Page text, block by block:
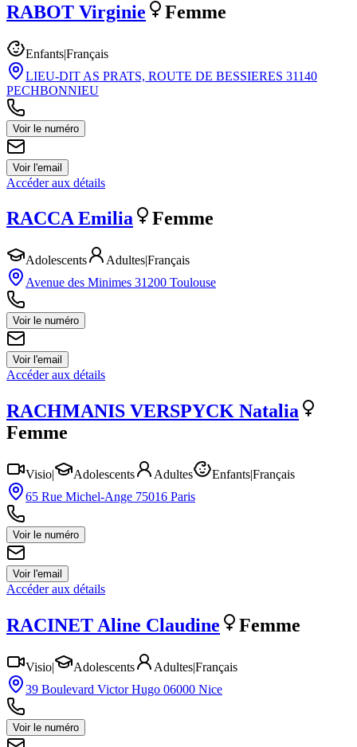
RABOT Virginie Femme
Enfants|Français
LIEU-DIT AS PRATS, ROUTE DE BESSIERES 31140
PECHBONNIEU
Voir le numéro
Voir l'email
Accéder aux détails
RACCA Emilia Femme
Adolescents Adultes|Français
Avenue des Minimes 31200 Toulouse
Voir le numéro
Voir l'email
Accéder aux détails
RACHMANIS VERSPYCK Natalia
Femme
Visio| Adolescents Adultes Enfants|Français
65 Rue Michel-Ange 75016 Paris
Voir le numéro
Voir l'email
Accéder aux détails
RACINET Aline Claudine Femme
Visio| Adolescents Adultes|Français
39 Boulevard Victor Hugo 06000 Nice
Voir le numéro